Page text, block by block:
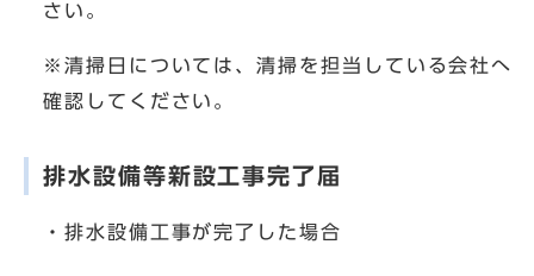
さい。
※清掃日については、清掃を担当している会社へ
確認してください。
排水設備等新設工事完了届
・排水設備工事が完了した場合